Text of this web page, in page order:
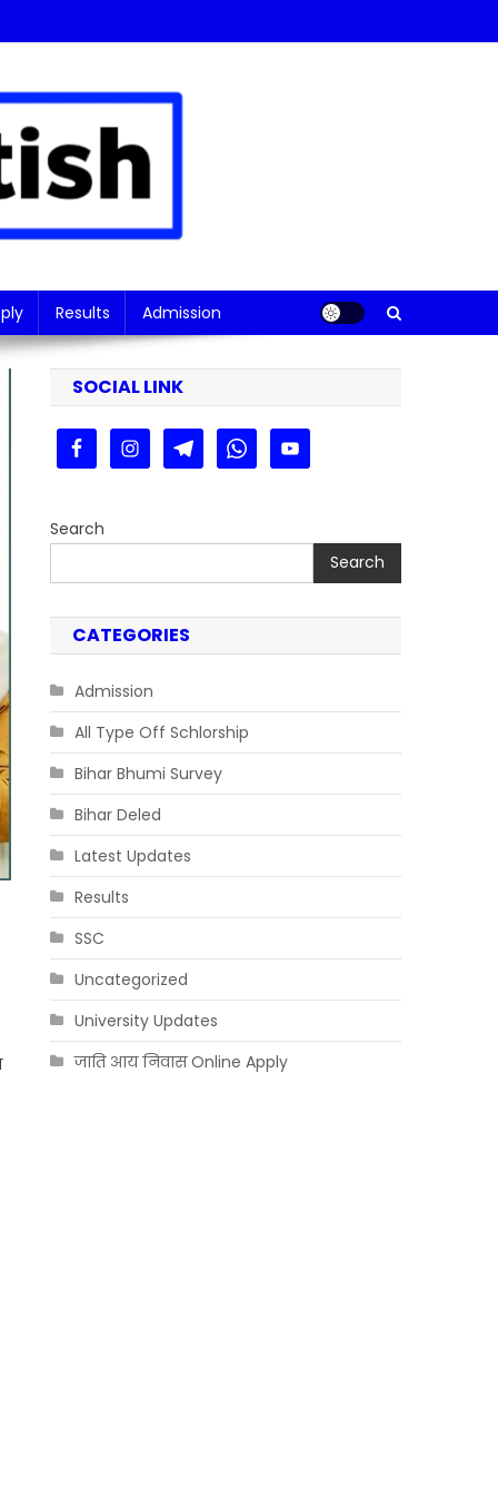
Results Admission
SOCIAL LINK
Search
Search
CATEGORIES
Admission
All Type Off Schlorship
Bihar Bhumi Survey
Bihar Deled
Latest Updates
Results
SSC
Uncategorized
University Updates
जाति आय निवास Online Apply